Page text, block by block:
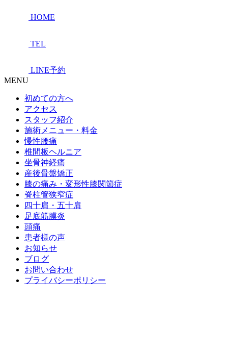
HOME
TEL
LINE予約
MENU
初めての方へ
アクセス
スタッフ紹介
施術メニュー・料金
慢性腰痛
椎間板ヘルニア
坐骨神経痛
産後骨盤矯正
膝の痛み・変形性膝関節症
脊柱管狭窄症
四十肩・五十肩
足底筋膜炎
頭痛
患者様の声
お知らせ
ブログ
お問い合わせ
プライバシーポリシー